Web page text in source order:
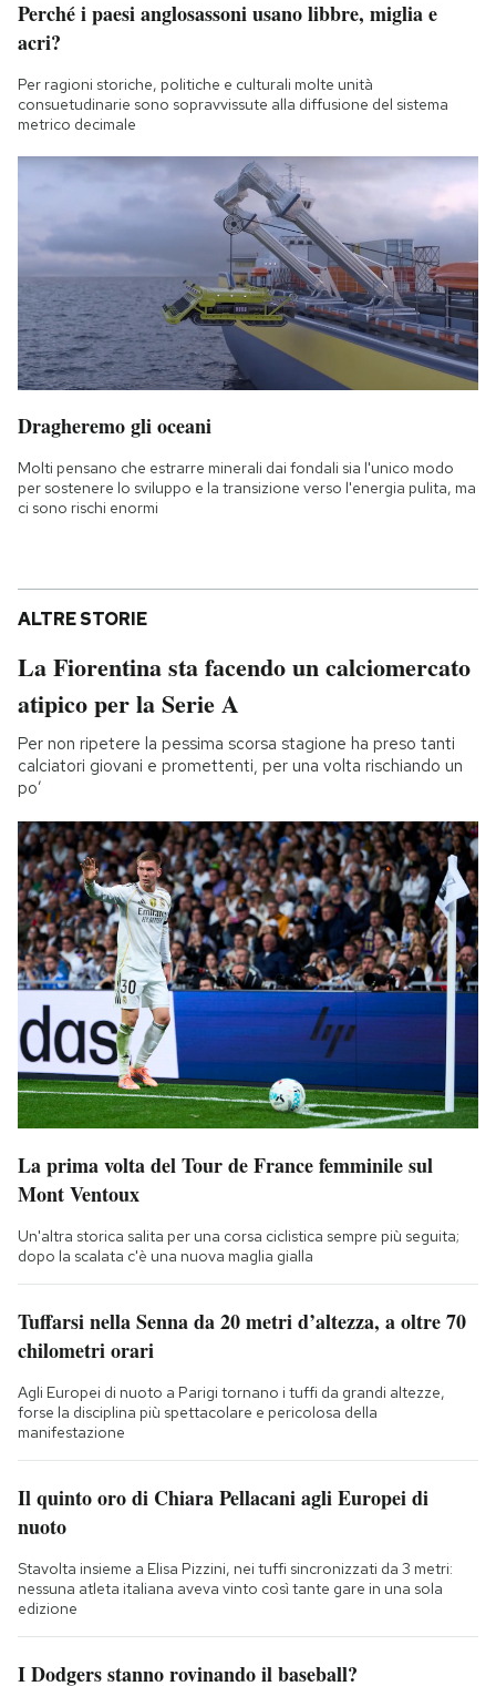
Perché i paesi anglosassoni usano libbre, miglia e
acri?
Per ragioni storiche, politiche e culturali molte unità
consuetudinarie sono sopravvissute alla diffusione del sistema
metrico decimale
Dragheremo gli oceani
Molti pensano che estrarre minerali dai fondali sia l'unico modo
per sostenere lo sviluppo e la transizione verso l'energia pulita, ma
ci sono rischi enormi
ALTRE STORIE
La Fiorentina sta facendo un calciomercato
atipico per la Serie A
Per non ripetere la pessima scorsa stagione ha preso tanti
calciatori giovani e promettenti, per una volta rischiando un
po’
La prima volta del Tour de France femminile sul
Mont Ventoux
Un'altra storica salita per una corsa ciclistica sempre più seguita;
dopo la scalata c'è una nuova maglia gialla
Tuffarsi nella Senna da 20 metri d’altezza, a oltre 70
chilometri orari
Agli Europei di nuoto a Parigi tornano i tuffi da grandi altezze,
forse la disciplina più spettacolare e pericolosa della
manifestazione
Il quinto oro di Chiara Pellacani agli Europei di
nuoto
Stavolta insieme a Elisa Pizzini, nei tuffi sincronizzati da 3 metri:
nessuna atleta italiana aveva vinto così tante gare in una sola
edizione
I Dodgers stanno rovinando il baseball?